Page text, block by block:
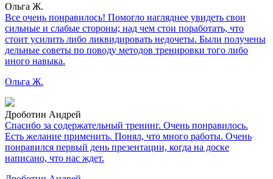
Ольга Ж.
Все очень понравилось! Помогло нагляднее увидеть свои
сильные и слабые стороны; над чем стои поработать, что
стоит усилить либо ликвидировать недочеты. Были получены
дельные советы по поводу методов тренировки того либо
иного навыка.
Ольга Ж.
Дроботин Андрей
Спасибо за содержательный тренинг. Очень понравилось.
Есть желание применить. Понял, что много работы. Очень
понравился первый день презентации, когда на доске
написано, что нас ждет.